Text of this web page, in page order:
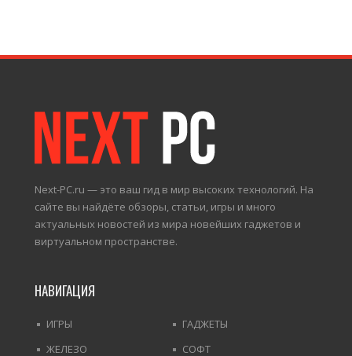
Next-PC.ru — это ваш гид в мир высоких технологий. На
сайте вы найдёте обзоры, статьи, игры и много
актуальных новостей из мира новейших гаджетов и
виртуальном пространстве.
НАВИГАЦИЯ
ИГРЫ
ГАДЖЕТЫ
ЖЕЛЕЗО
СОФТ